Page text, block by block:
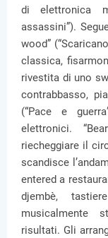
di elettronica
assassini”).
wood”
classica,
rivestita di uno
contrabbasso,
(“Pace e
elettronici.
riecheggiare il
scandisce
entered a
djembè,
musicalmente
risultati. Gli